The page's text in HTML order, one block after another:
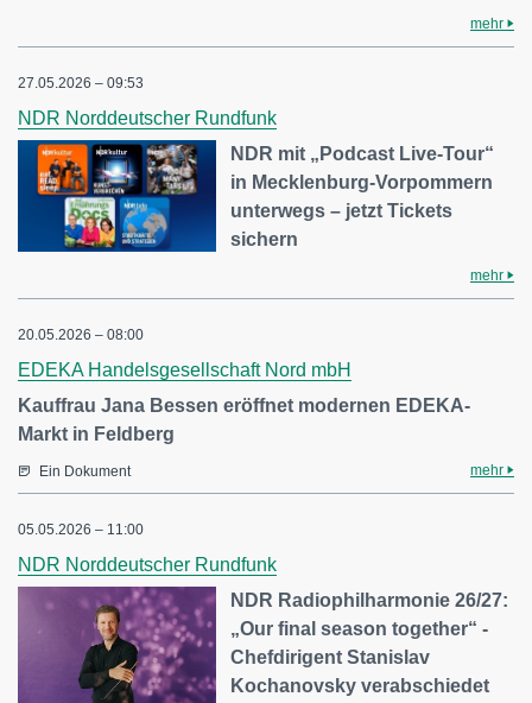
mehr
27.05.2026 – 09:53
NDR Norddeutscher Rundfunk
NDR mit „Podcast Live-Tour“
in Mecklenburg-Vorpommern
unterwegs – jetzt Tickets
sichern
mehr
20.05.2026 – 08:00
EDEKA Handelsgesellschaft Nord mbH
Kauffrau Jana Bessen eröffnet modernen EDEKA-
Markt in Feldberg
Ein Dokument mehr
05.05.2026 – 11:00
NDR Norddeutscher Rundfunk
NDR Radiophilharmonie 26/27:
„Our final season together“ -
Chefdirigent Stanislav
Kochanovsky verabschiedet